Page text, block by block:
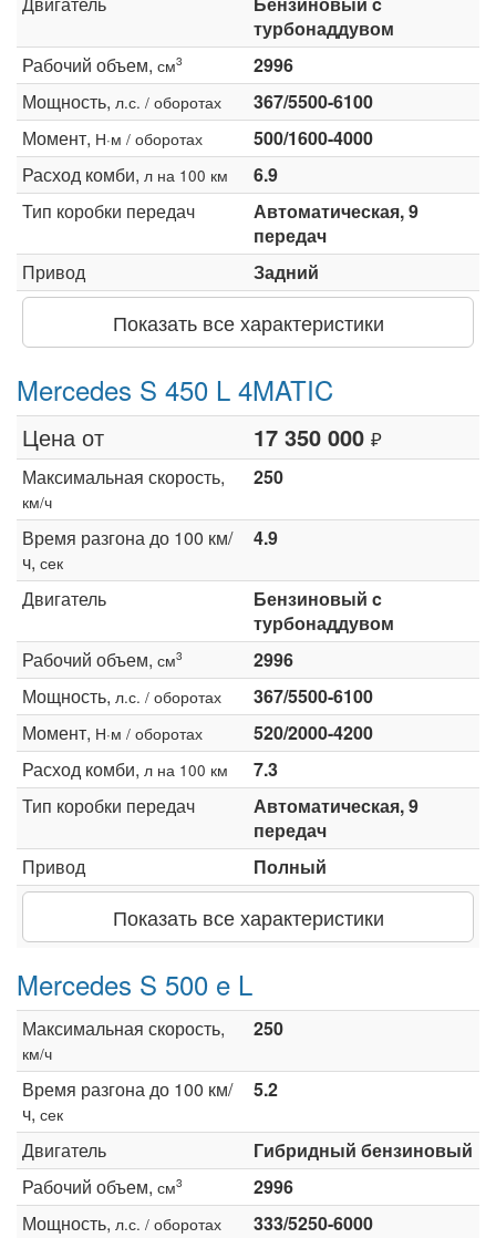
турбонаддувом
Рабочий объем, см3
2996
Мощность, л.с. / оборотах
367/5500-6100
Момент, Н·м / оборотах
500/1600-4000
Расход комби, л на 100 км
6.9
Тип коробки передач
Автоматическая, 9
передач
Привод
Задний
Показать все характеристики
Mercedes S 450 L 4MATIC
Цена от 17 350 000 ₽
Максимальная скорость,
км/ч
250
Время разгона до 100 км/
ч, сек
4.9
Двигатель
Бензиновый c
турбонаддувом
Рабочий объем, см3
2996
Мощность, л.с. / оборотах
367/5500-6100
Момент, Н·м / оборотах
520/2000-4200
Расход комби, л на 100 км
7.3
Тип коробки передач
Автоматическая, 9
передач
Привод
Полный
Показать все характеристики
Mercedes S 500 e L
Максимальная скорость,
км/ч
250
Время разгона до 100 км/
ч, сек
5.2
Двигатель
Гибридный бензиновый
Рабочий объем, см3
2996
Мощность, л.с. / оборотах
333/5250-6000